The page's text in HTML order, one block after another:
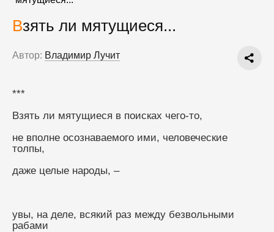
Взять ли мятущиеся...
Автор: Владимир Лучит
***
Взять ли мятущиеся в поисках чего-то,
не вполне осознаваемого ими, человеческие
толпы,
даже целые народы, –
увы, на деле, всякий раз между безвольными
рабами